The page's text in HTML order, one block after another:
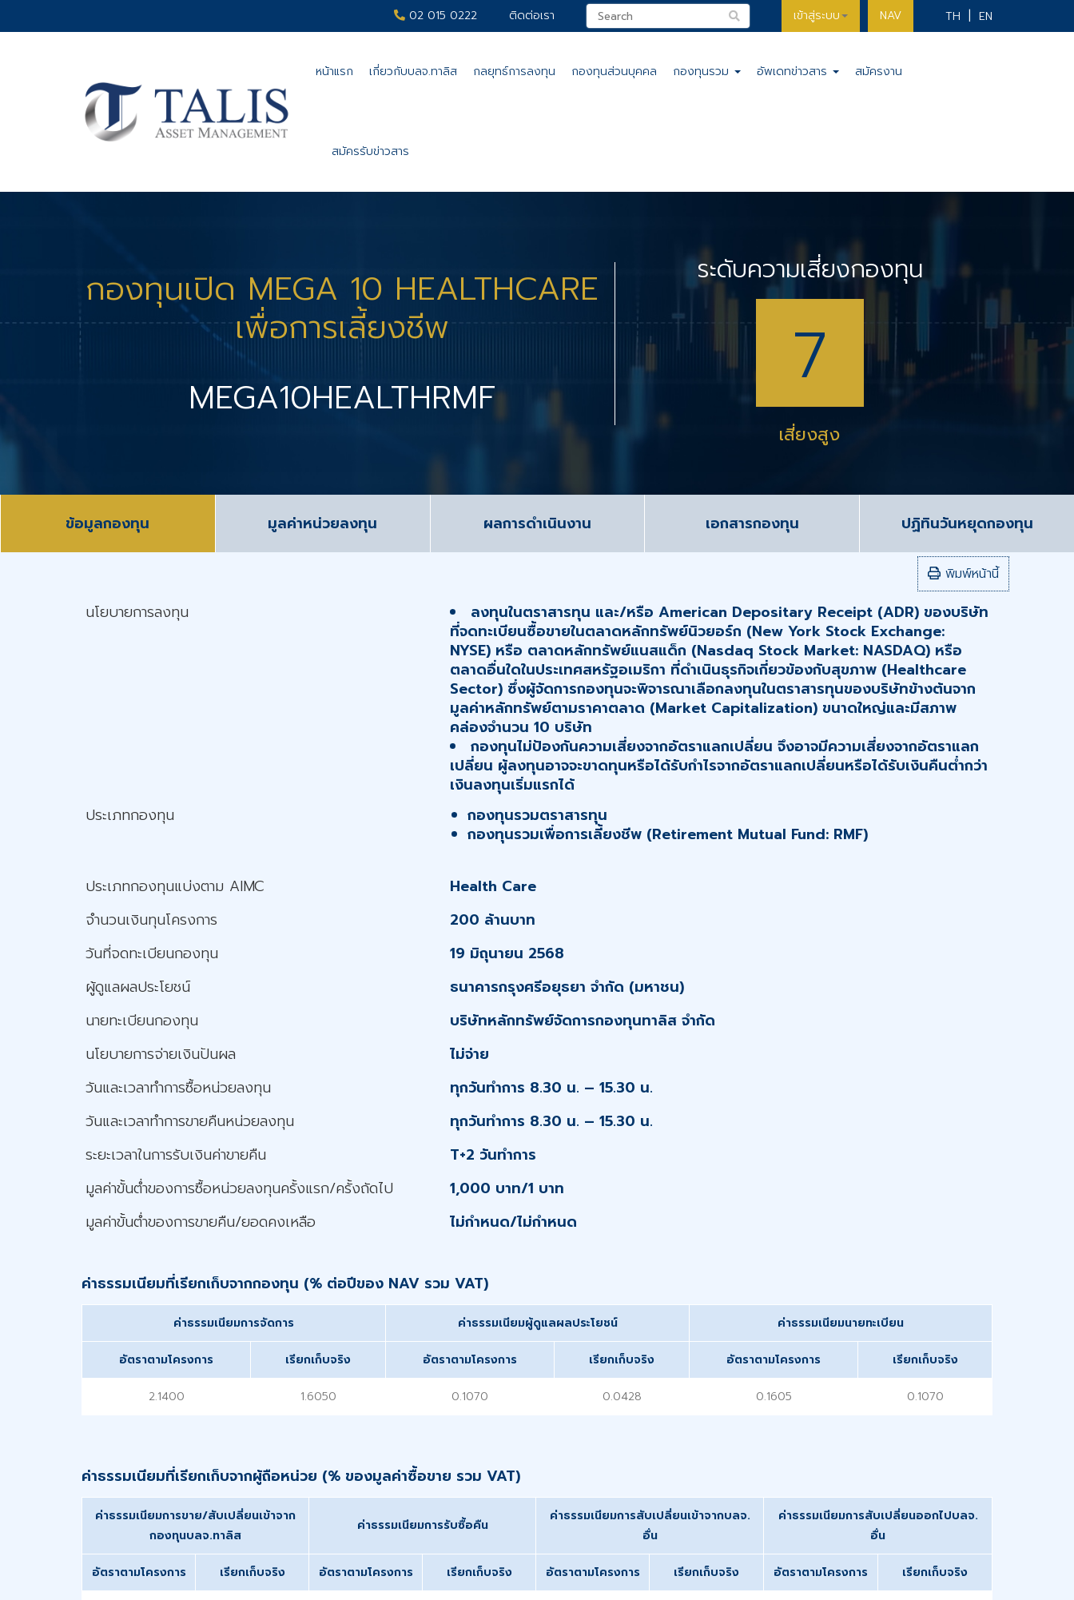
02 015 0222 ติดต่อเรา เข้าสู่ระบบ NAV TH EN
หน้าแรก เกี่ยวกับบลจ.ทาลิส กลยุทธ์การลงทุน กองทุนส่วนบุคคล กองทุนรวม อัพเดทข่าวสาร สมัครงาน
สมัครรับข่าวสาร
กองทุนเปิด MEGA 10 HEALTHCARE
เพื่อการเลี้ยงชีพ
MEGA10HEALTHRMF
ระดับความเสี่ยงกองทุน
7
เสี่ยงสูง
ข้อมูลกองทุน มูลค่าหน่วยลงทุน ผลการดำเนินงาน เอกสารกองทุน ปฏิทินวันหยุดกองทุน
พิมพ์หน้านี้
นโยบายการลงทุน
ลงทุนในตราสารทุน และ/หรือ American Depositary Receipt (ADR) ของบริษัท
ที่จดทะเบียนซื้อขายในตลาดหลักทรัพย์นิวยอร์ก (New York Stock Exchange:
NYSE) หรือ ตลาดหลักทรัพย์แนสแด็ก (Nasdaq Stock Market: NASDAQ) หรือ
ตลาดอื่นใดในประเทศสหรัฐอเมริกา ที่ดำเนินธุรกิจเกี่ยวข้องกับสุขภาพ (Healthcare
Sector) ซึ่งผู้จัดการกองทุนจะพิจารณาเลือกลงทุนในตราสารทุนของบริษัทข้างต้นจาก
มูลค่าหลักทรัพย์ตามราคาตลาด (Market Capitalization) ขนาดใหญ่และมีสภาพ
คล่องจำนวน 10 บริษัท
กองทุนไม่ป้องกันความเสี่ยงจากอัตราแลกเปลี่ยน จึงอาจมีความเสี่ยงจากอัตราแลก
เปลี่ยน ผู้ลงทุนอาจจะขาดทุนหรือได้รับกำไรจากอัตราแลกเปลี่ยนหรือได้รับเงินคืนต่ำกว่า
เงินลงทุนเริ่มแรกได้
ประเภทกองทุน
กองทุนรวมตราสารทุน
กองทุนรวมเพื่อการเลี้ยงชีพ (Retirement Mutual Fund: RMF)
ประเภทกองทุนแบ่งตาม AIMC
Health Care
จำนวนเงินทุนโครงการ
200 ล้านบาท
วันที่จดทะเบียนกองทุน
19 มิถุนายน 2568
ผู้ดูแลผลประโยชน์
ธนาคารกรุงศรีอยุธยา จำกัด (มหาชน)
นายทะเบียนกองทุน
บริษัทหลักทรัพย์จัดการกองทุนทาลิส จำกัด
นโยบายการจ่ายเงินปันผล
ไม่จ่าย
วันและเวลาทำการซื้อหน่วยลงทุน
ทุกวันทำการ 8.30 น. – 15.30 น.
วันและเวลาทำการขายคืนหน่วยลงทุน
ทุกวันทำการ 8.30 น. – 15.30 น.
ระยะเวลาในการรับเงินค่าขายคืน
T+2 วันทำการ
มูลค่าขั้นต่ำของการซื้อหน่วยลงทุนครั้งแรก/ครั้งถัดไป
1,000 บาท/1 บาท
มูลค่าขั้นต่ำของการขายคืน/ยอดคงเหลือ
ไม่กำหนด/ไม่กำหนด
ค่าธรรมเนียมที่เรียกเก็บจากกองทุน (% ต่อปีของ NAV รวม VAT)
ค่าธรรมเนียมการจัดการ ค่าธรรมเนียมผู้ดูแลผลประโยชน์ ค่าธรรมเนียมนายทะเบียน
อัตราตามโครงการ เรียกเก็บจริง อัตราตามโครงการ เรียกเก็บจริง อัตราตามโครงการ เรียกเก็บจริง
2.1400 1.6050 0.1070 0.0428 0.1605 0.1070
ค่าธรรมเนียมที่เรียกเก็บจากผู้ถือหน่วย (% ของมูลค่าซื้อขาย รวม VAT)
ค่าธรรมเนียมการขาย/สับเปลี่ยนเข้าจาก
กองทุนบลจ.ทาลิส
ค่าธรรมเนียมการรับซื้อคืน
ค่าธรรมเนียมการสับเปลี่ยนเข้าจากบลจ.
อื่น
ค่าธรรมเนียมการสับเปลี่ยนออกไปบลจ.
อื่น
อัตราตามโครงการ เรียกเก็บจริง อัตราตามโครงการ เรียกเก็บจริง อัตราตามโครงการ เรียกเก็บจริง อัตราตามโครงการ เรียกเก็บจริง